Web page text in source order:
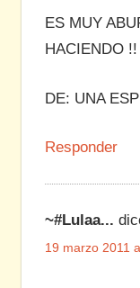
ES MUY
HACIENDO !!
DE: UNA
Responder
~#Lulaa...
19 marzo 2011